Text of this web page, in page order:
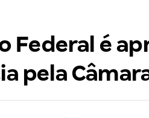
Federal é
pela